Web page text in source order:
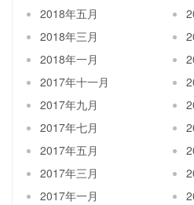
2018年五月
2018年三月
2018年一月
2017年十一月
2017年九月
2017年七月
2017年五月
2017年三月
2017年一月